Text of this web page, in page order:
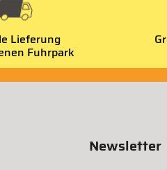
Lieferung
Fuhrpark
Newsletter